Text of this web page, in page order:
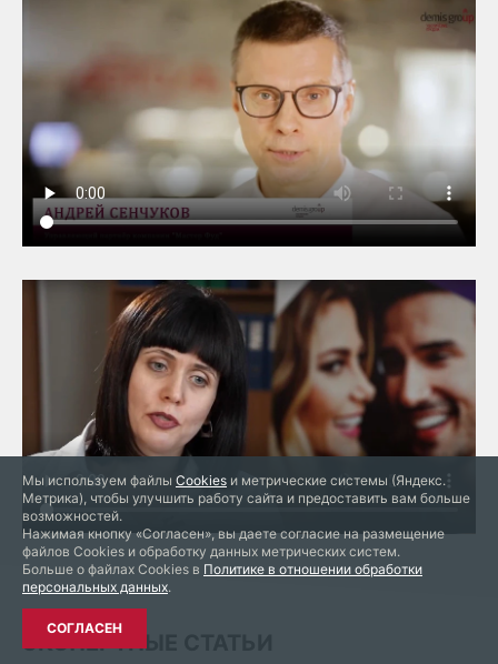
ЭКСПЕРТНЫЕ СТАТЬИ
Мы используем файлы Cookies и метрические системы (Яндекс.
Метрика), чтобы улучшить работу сайта и предоставить вам больше
возможностей.
Нажимая кнопку «Согласен», вы даете согласие на размещение
файлов Cookies и обработку данных метрических систем.
Больше о файлах Cookies в Политике в отношении обработки
персональных данных.
СОГЛАСЕН